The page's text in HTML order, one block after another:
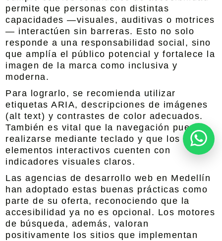
permite que personas con distintas
capacidades —visuales, auditivas o motrices
— interactúen sin barreras. Esto no solo
responde a una responsabilidad social, sino
que amplía el público potencial y fortalece la
imagen de la marca como inclusiva y
moderna.
Para lograrlo, se recomienda utilizar
etiquetas ARIA, descripciones de imágenes
(alt text) y contrastes de color adecuados.
También es vital que la navegación pueda
realizarse mediante teclado y que los
elementos interactivos cuenten con
indicadores visuales claros.
Las agencias de desarrollo web en Medellín
han adoptado estas buenas prácticas como
parte de su oferta, reconociendo que la
accesibilidad ya no es opcional. Los motores
de búsqueda, además, valoran
positivamente los sitios que implementan